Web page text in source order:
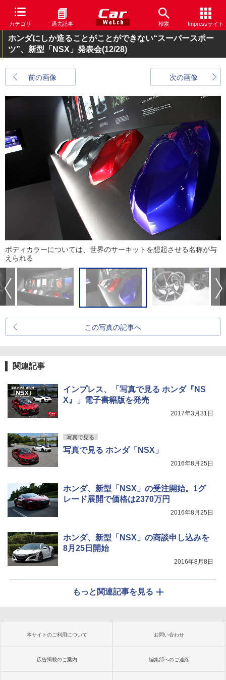
カテゴリ 過去記事 検索 Impressサイト
ホンダにしか造ることがことができない“スーパースポー
ツ”、新型「NSX」発表会(12/28)
前の画像 次の画像
ボディカラーについては、世界のサーキットを想起させる名称が与
えられる
この写真の記事へ
関連記事
インプレス、「写真で見る ホンダ『NS
X』」電子書籍版を発売
2017年3月31日
写真で見る
写真で見る ホンダ「NSX」
2016年8月25日
ホンダ、新型「NSX」の受注開始。1グ
レード展開で価格は2370万円
2016年8月25日
ホンダ、新型「NSX」の商談申し込みを
8月25日開始
2016年8月8日
もっと関連記事を見る
本サイトのご利用について お問い合わせ
広告掲載のご案内 編集部へのご連絡